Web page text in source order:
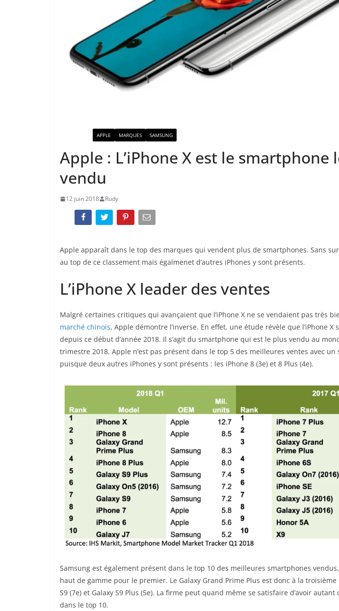
APPLE MARQUES SAMSUNG
Apple : L’iPhone X est le smartphone
vendu
12 juin 2018 Rudy
Apple apparaît dans le top des marques qui vendent plus de smartphones. Sans
au top de ce classement mais égalmenet d’autres iPhones y sont présents.
L’iPhone X leader des ventes
Malgré certaines critiques qui avançaient que l’iPhone X ne se vendaient pas très
marché chinois, Apple démontre l’inverse. En effet, une étude révèle que l’iPhone X
depuis ce début d’année 2018. Il s’agit du smartphone qui est le plus vendu au
trimestre 2018. Apple n’est pas présent dans le top 5 des meilleures ventes avec
puisque deux autres iPhones y sont présents : les iPhone 8 (3e) et 8 Plus (4e).
Samsung est également présent dans le top 10 des meilleures smartphones
haut de gamme pour le premier. Le Galaxy Grand Prime Plus est donc à la troisième
S9 (7e) et Galaxy S9 Plus (5e). La firme peut quand même se satisfaire d’avoir autant
dans le top 10.